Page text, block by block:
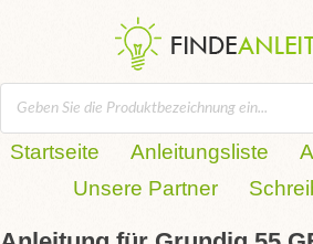
Startseite Anleitungsliste
Unsere Partner